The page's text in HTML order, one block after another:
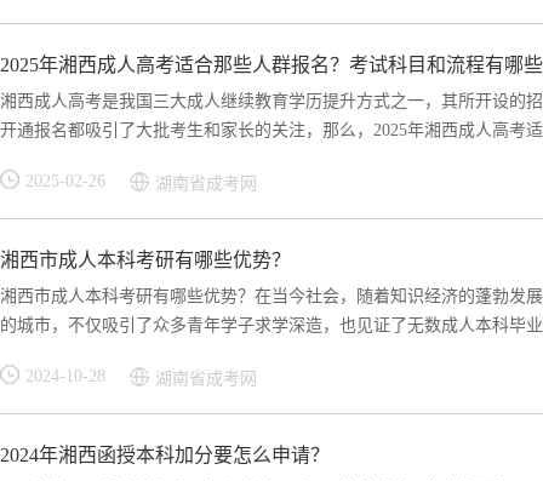
2025年湘西成人高考适合那些人群报名？考试科目和流程有哪
湘西成人高考是我国三大成人继续教育学历提升方式之一，其所开设的
开通报名都吸引了大批考生和家长的关注，那么，2025年湘西成人高考
2025-02-26 湖南省成考网
湘西市成人本科考研有哪些优势？
湘西市成人本科考研有哪些优势？在当今社会，随着知识经济的蓬勃发
的城市，不仅吸引了众多青年学子求学深造，也见证了无数成人本科毕
2024-10-28 湖南省成考网
2024年湘西函授本科加分要怎么申请？